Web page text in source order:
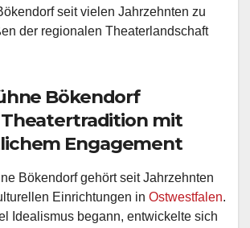
seit vielen Jahrzehnten zu
der regionalen Theaterlandschaft
Bökendorf
mit
Engagement
Bökendorf gehört seit Jahrzehnten
Einrichtungen in Ostwestfalen.
Idealismus begann, entwickelte sich